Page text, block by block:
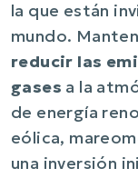
la que están
mundo.
reducir las
gases a la
de energía
eólica,
una inversión